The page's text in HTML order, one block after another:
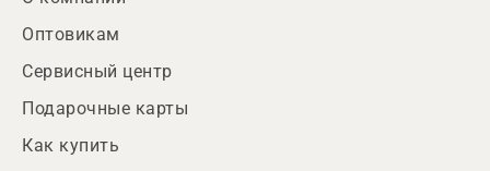
Оптовикам
Сервисный центр
Подарочные карты
Как купить